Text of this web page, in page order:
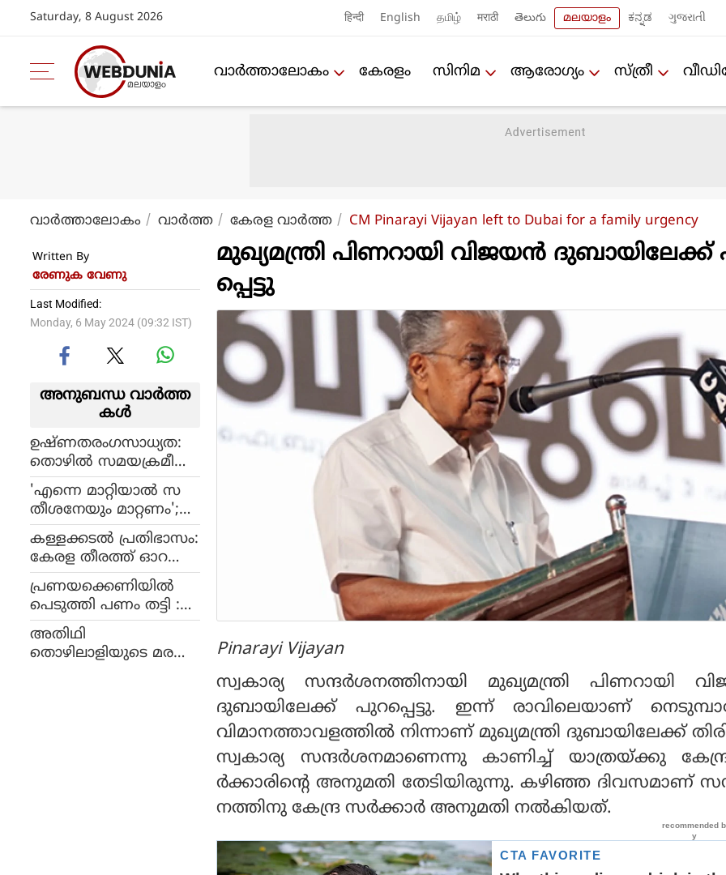
Saturday, 8 August 2026 हिन्दी English தமிழ் मराठी తెలుగు മലയാളം ಕನ್ನಡ ગુજરાતી
വാര്‍ത്താലോകം കേരളം സിനിമ ആരോഗ്യം സ്ത്രീ
വാര്‍ത്താലോകം വാര്‍ത്ത കേരള വാര്‍ത്ത CM Pinarayi Vijayan left to Dubai for a family urgency
Written By
രേണുക വേണു
Last Modified:
Monday, 6 May 2024 (09:32 IST)
അനുബന്ധ വാര്‍ത്ത
കള്‍
ഉഷ്ണതരംഗസാധ്യത:
തൊഴില്‍ സമയക്രമീകര
ണം ഹൈറേഞ്ച് മേഖല
യ്ക്കും ബാധകമെന്ന്
ലേബര്‍ കമ്മീഷണര്‍
'എന്നെ മാറ്റിയാല്‍ സ
തീശനേയും മാറ്റണം';
വാശിപിടിച്ച് സുധാകര
ന്‍, കോണ്‍ഗ്രസില്‍ ത
മ്മിലടി രൂക്ഷം
കള്ളക്കടല്‍ പ്രതിഭാസം:
കേരള തീരത്ത് ഓറഞ്ച്
അലര്‍ട്ട് തുടരും
പ്രണയക്കെണിയിൽ
പെടുത്തി പണം തട്ടി :
നാല് പേർ അറസ്റ്റിൽ
അതിഥി
തൊഴിലാളിയുടെ മരണം
മുഖ്യമന്ത്രി പിണറായി വിജയന്‍
പ്പെട്ടു
Pinarayi Vijayan
സ്വകാര്യ സന്ദര്‍ശനത്തിനായി മുഖ്യമന്ത്രി പിണറായി
ദുബായിലേക്ക് പുറപ്പെട്ടു. ഇന്ന് രാവിലെയാണ്
വിമാനത്താവളത്തില്‍ നിന്നാണ് മുഖ്യമന്ത്രി ദുബായിലേക്ക്
സ്വകാര്യ സന്ദര്‍ശനമാണെന്നു കാണിച്ച് യാത്രയ്ക്കു
ര്‍ക്കാരിന്റെ അനുമതി തേടിയിരുന്നു. കഴിഞ്ഞ ദിവസമാണ്
നത്തിനു കേന്ദ്ര സര്‍ക്കാര്‍ അനുമതി നല്‍കിയത്.